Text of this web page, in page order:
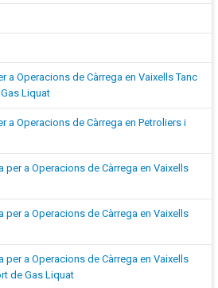
a Operacions de Càrrega en Vaixells Tanc
Liquat
a Operacions de Càrrega en Petroliers i
per a Operacions de Càrrega en Vaixells
per a Operacions de Càrrega en Vaixells
per a Operacions de Càrrega en Vaixells
de Gas Liquat